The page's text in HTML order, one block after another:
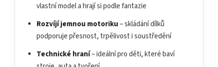
vlastní model a hrají si podle fantazie
Rozvíjí jemnou motoriku– skládání dílků
podporuje přesnost, trpělivost i soustředění
Technické hraní– ideální pro děti, které baví